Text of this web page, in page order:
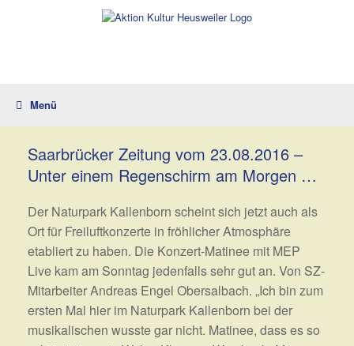
Menü
Saarbrücker Zeitung vom 23.08.2016 –
Unter einem Regenschirm am Morgen …
Der Naturpark Kallenborn scheint sich jetzt auch als
Ort für Freiluftkonzerte in fröhlicher Atmosphäre
etabliert zu haben. Die Konzert-Matinee mit MEP
Live kam am Sonntag jedenfalls sehr gut an. Von SZ-
Mitarbeiter Andreas Engel Obersalbach. „Ich bin zum
ersten Mal hier im Naturpark Kallenborn bei der
musikalischen wusste gar nicht. Matinee, dass es so